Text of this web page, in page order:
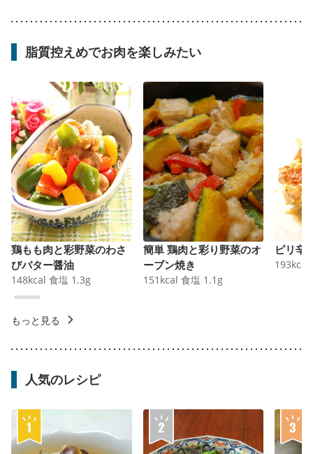
脂質控えめでお肉を楽しみたい
鶏もも肉と彩野菜のわさ
びバター醤油
148kcal 食塩 1.3g
簡単 鶏肉と彩り野菜のオ
ーブン焼き
151 kcal 食塩 1.1 g
ピリ辛
193kcal
もっと見る
人気のレシピ